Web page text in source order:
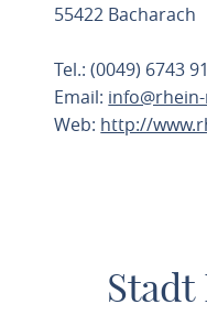
55422 Bacharach
Tel.: (0049) 6743
Email:
Web: http://
Stadt